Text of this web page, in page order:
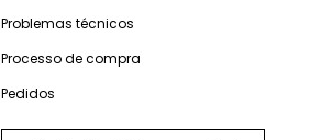
Problemas técnicos
Processo de compra
Pedidos